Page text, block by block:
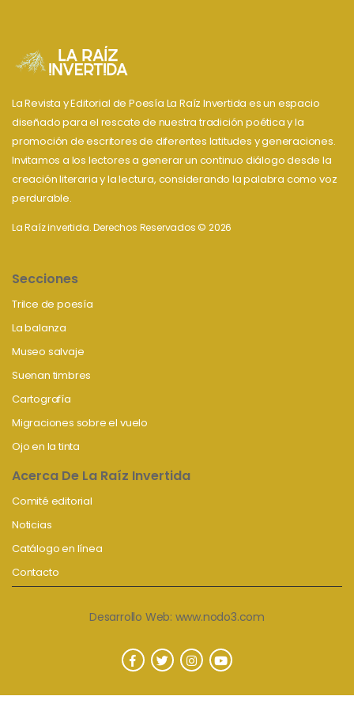
La Revista y Editorial de Poesía La Raíz Invertida es un espacio
diseñado para el rescate de nuestra tradición poética y la
promoción de escritores de diferentes latitudes y generaciones.
Invitamos a los lectores a generar un continuo diálogo desde la
creación literaria y la lectura, considerando la palabra como voz
perdurable.
La Raíz invertida. Derechos Reservados © 2026
Secciones
Trilce de poesía
La balanza
Museo salvaje
Suenan timbres
Cartografía
Migraciones sobre el vuelo
Ojo en la tinta
Acerca De La Raíz Invertida
Comité editorial
Noticias
Catálogo en línea
Contacto
Desarrollo Web: www.nodo3.com